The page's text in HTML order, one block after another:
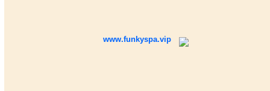
www.funkyspa.vip